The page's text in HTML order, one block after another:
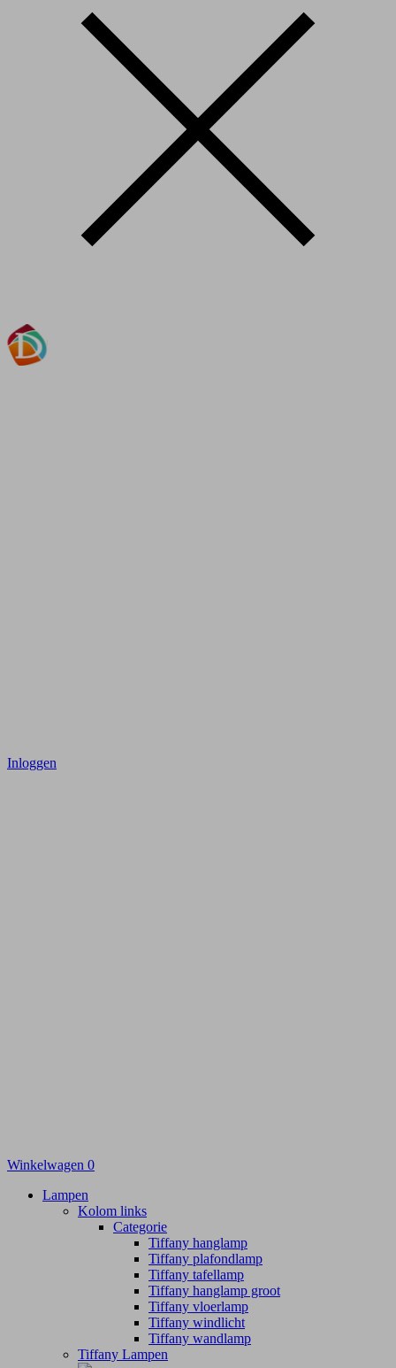
Inloggen
Winkelwagen 0
Lampen
Kolom links
Categorie
Tiffany hanglamp
Tiffany plafondlamp
Tiffany tafellamp
Tiffany hanglamp groot
Tiffany vloerlamp
Tiffany windlicht
Tiffany wandlamp
Tiffany Lampen